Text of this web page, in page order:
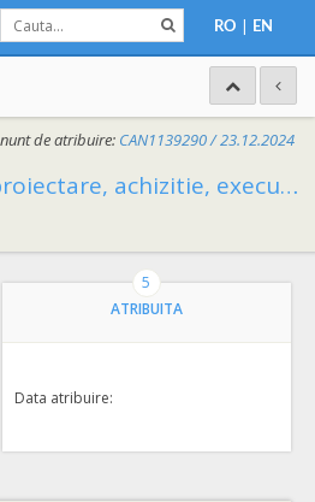
RO | EN
de atribuire: CAN1139290 /23.12.2024
servicii de mentenanta pe termen lung
5
ATRIBUITA
Data atribuire: